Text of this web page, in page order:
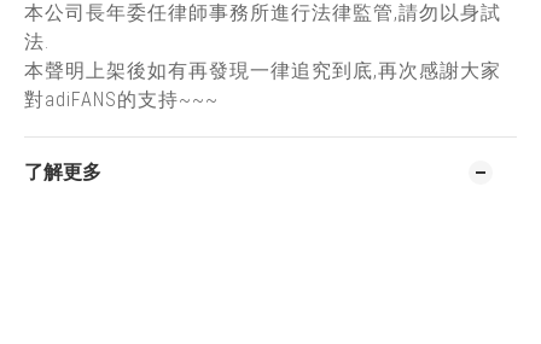
本公司長年委任律師事務所進行法律監管,請勿以身試
法.
本聲明上架後如有再發現一律追究到底,再次感謝大家
對adiFANS的支持~~~
了解更多